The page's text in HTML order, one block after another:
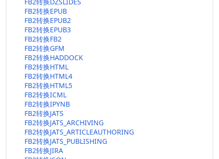
FB2转换EPUB
FB2转换EPUB2
FB2转换EPUB3
FB2转换FB2
FB2转换GFM
FB2转换HADDOCK
FB2转换HTML
FB2转换HTML4
FB2转换HTML5
FB2转换ICML
FB2转换IPYNB
FB2转换JATS
FB2转换JATS_ARCHIVING
FB2转换JATS_ARTICLEAUTHORING
FB2转换JATS_PUBLISHING
FB2转换JIRA